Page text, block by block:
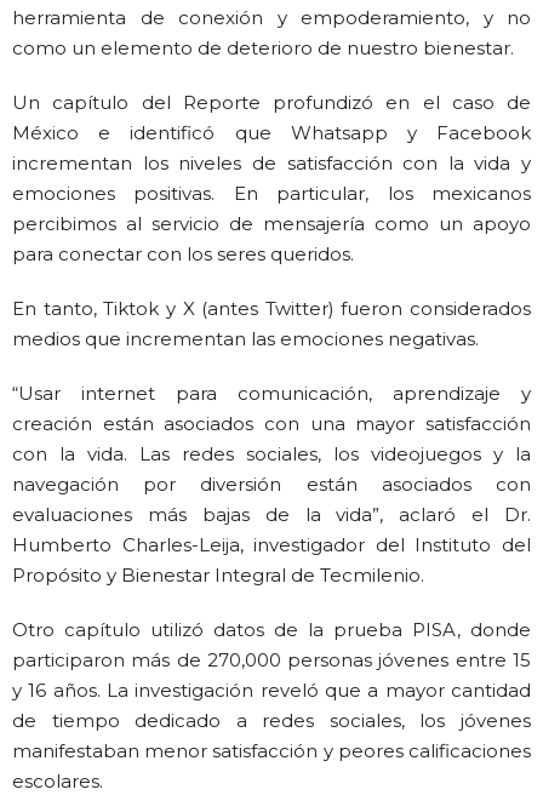
herramienta de conexión y empoderamiento, y no
como un elemento de deterioro de nuestro bienestar.
Un capítulo del Reporte profundizó en el caso de
México e identificó que Whatsapp y Facebook
incrementan los niveles de satisfacción con la vida y
emociones positivas. En particular, los mexicanos
percibimos al servicio de mensajería como un apoyo
para conectar con los seres queridos.
En tanto, Tiktok y X (antes Twitter) fueron considerados
medios que incrementan las emociones negativas.
“Usar internet para comunicación, aprendizaje y
creación están asociados con una mayor satisfacción
con la vida. Las redes sociales, los videojuegos y la
navegación por diversión están asociados con
evaluaciones más bajas de la vida”, aclaró el Dr.
Humberto Charles-Leija, investigador del Instituto del
Propósito y Bienestar Integral de Tecmilenio.
Otro capítulo utilizó datos de la prueba PISA, donde
participaron más de 270,000 personas jóvenes entre 15
y 16 años. La investigación reveló que a mayor cantidad
de tiempo dedicado a redes sociales, los jóvenes
manifestaban menor satisfacción y peores calificaciones
escolares.